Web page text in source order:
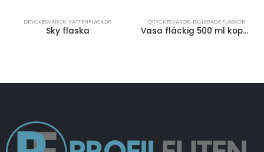
DRYCKESVAROR,VATTENFLASKOR
Sky flaska
DRYCKESVAROR, ISOLERADE FLASKOR
Vasa fläckig 500 ml kopparvakuumisolerad flaska